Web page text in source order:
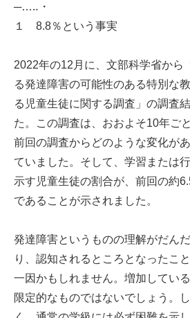
─…‥・
１ 8.8％という事実
2022年の12月に、文部科学省から
る発達障害の可能性のある特別な
る児童生徒に関する調査」の調査
た。この調査は、おおよそ10年ご
前回の調査からどのような変化が
ていました。そして、学習または
示す児童生徒の割合が、前回の約
であることが示されました。
発達障害というものの理解がだん
り、認知されるところとなったこ
一因かもしれません。増加してい
限定的なものではないでしょう。